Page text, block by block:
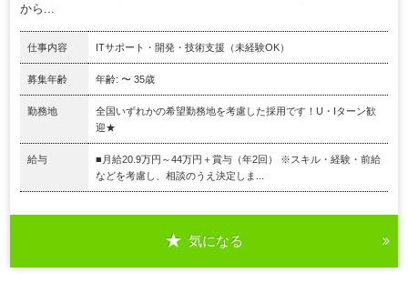
から...
仕事内容 ITサポート・開発・技術支援（未経験OK）
募集年齢 年齢: 〜 35歳
勤務地
全国いずれかの希望勤務地を考慮した採用です！U・Iターン歓
迎★
給与
■月給20.9万円～44万円＋賞与（年2回） ※スキル・経験・前給
などを考慮し、相談のうえ決定しま...
気になる